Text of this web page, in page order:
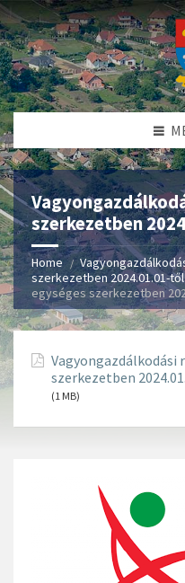
szerkezetben
Home
szerkezetben 2024.01.01-től
egységes szerkezetben
Vagyongazdálkodási
szerkezetben
(1 MB)